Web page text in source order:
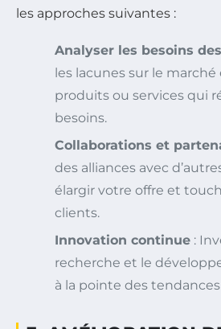
les approches suivantes :
Analyser les besoins
les lacunes sur le
produits ou services qui
besoins.
Collaborations et
des alliances avec
élargir votre offre et
clients.
Innovation continue :
recherche et le
à la pointe des